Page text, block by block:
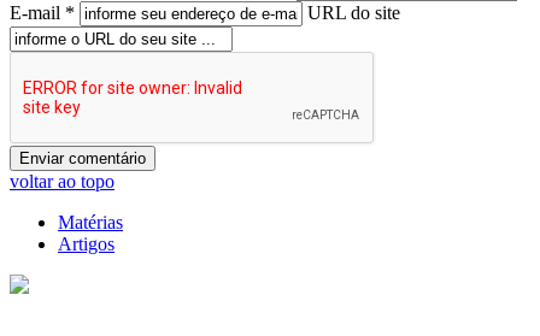
E-mail *
URL do site
voltar ao topo
Matérias
Artigos